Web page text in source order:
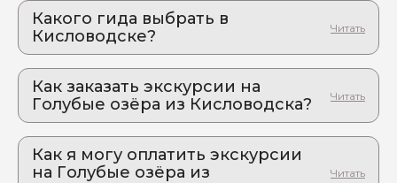
зеркале истории"
Откройте для себя очарование Кисловодска
2. Путешествие на Домбай, Сырные пещеры
и Уллу-Муруджу из Кисловодска
Незабываемое путешествие, которое заставит
ваше сердце биться чаще!
3. Меганасыщенная поездка по плато
Бермамыт + Джилы-Су за один день!
Откройте для себя скрытые сокровища Кавказа
4. Фотопутешествие по горным
Какого гида выбрать в
Кисловодске?
2. Анастасия.Б 1051
3. Родион.У 349
4. Оганисян.Д 995
5. Роман.С 882
Как заказать экскурсии на
Голубые озёра из Кисловодска?
Едем»:
выберите экскурсию, на которую вы хотите
Как я могу оплатить экскурсии
на Голубые озёра из